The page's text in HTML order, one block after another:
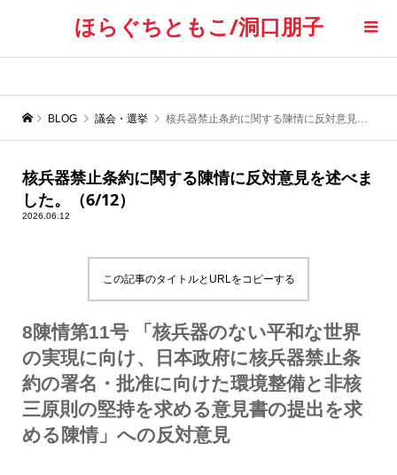
ほらぐちともこ/洞口朋子
BLOG 議会・選挙 核兵器禁止条約に関する陳情に反対意見を述べました。（6/12）
核兵器禁止条約に関する陳情に反対意見を述べま
した。（6/12）
2026.06.12
この記事のタイトルとURLをコピーする
8陳情第11号 「核兵器のない平和な世界
の実現に向け、日本政府に核兵器禁止条
約の署名・批准に向けた環境整備と非核
三原則の堅持を求める意見書の提出を求
める陳情」への反対意見